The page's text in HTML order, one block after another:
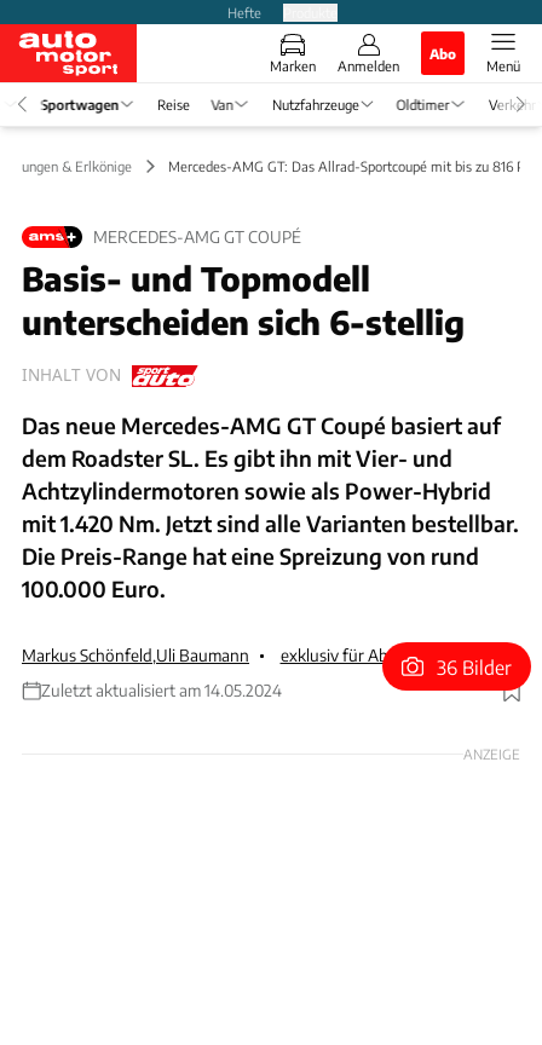
Hefte
Marken Anmelden
Abo
Menü
Sportwagen Reise Van Nutzfahrzeuge Oldtimer Verkehr
& Erlkönige Mercedes-AMG GT: Das Allrad-Sportcoupé mit bis zu 816 PS
MERCEDES-AMG GT COUPÉ
Basis- und Topmodell
unterscheiden sich 6-stellig
INHALT VON
Das neue Mercedes-AMG GT Coupé basiert auf
dem Roadster SL. Es gibt ihn mit Vier- und
Achtzylindermotoren sowie als Power-Hybrid
mit 1.420 Nm. Jetzt sind alle Varianten bestellbar.
Die Preis-Range hat eine Spreizung von rund
100.000 Euro.
Markus Schönfeld,Uli Baumann
exklusiv für Abonnenten
Zuletzt aktualisiert am 14.05.2024
Foto: Mercedes-AMG / Schoenfeld
36 Bilder
ANZEIGE